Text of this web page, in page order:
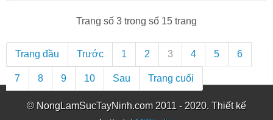
Trang số 3 trong số 15 trang
Trang đầu Trước 1 2 3 4 5 6
7 8 9 10 Sau Trang cuối
© NongLamSucTayNinh.com 2011 - 2020. Thiết kế